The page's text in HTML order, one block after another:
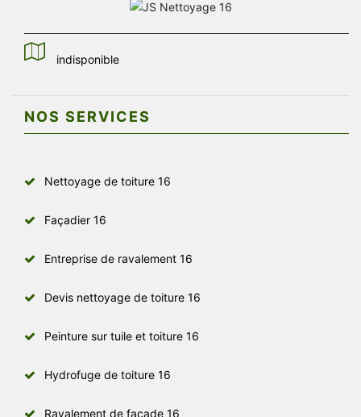
indisponible
NOS SERVICES
Nettoyage de toiture 16
Façadier 16
Entreprise de ravalement 16
Devis nettoyage de toiture 16
Peinture sur tuile et toiture 16
Hydrofuge de toiture 16
Ravalement de façade 16